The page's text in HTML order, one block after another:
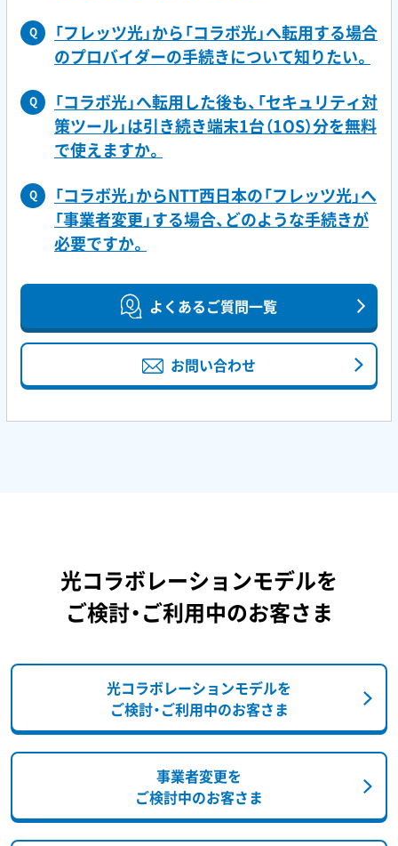
Q
「フレッツ光」から「コラボ光」へ転用する場合
のプロバイダーの手続きについて知りたい。
Q
「コラボ光」へ転用した後も、「セキュリティ対
策ツール」は引き続き端末1台（1OS）分を無料
で使えますか。
Q
「コラボ光」からNTT西日本の「フレッツ光」へ
「事業者変更」する場合、どのような手続きが
必要ですか。
よくあるご質問一覧
お問い合わせ
光コラボレーションモデルを
ご検討・ご利用中のお客さま
光コラボレーションモデルを
ご検討・ご利用中のお客さま
事業者変更を
ご検討中のお客さま